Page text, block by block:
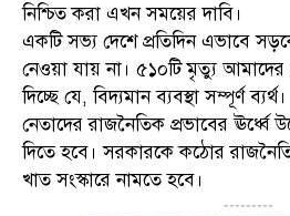
নিশ্চিত করা এখন সময়ের দাবি।
একটি সভ্য দেশে প্রতিদিন এভাবে
নেওয়া যায় না। ৫১০টি মৃত্যু
দিচ্ছে যে, বিদ্যমান ব্যবস্থা সম্পূর্ণ
নেতাদের রাজনৈতিক প্রভাবের ঊর্ধ্বে
দিতে হবে। সরকারকে কঠোর
খাত সংস্কারে নামতে হবে।
---------